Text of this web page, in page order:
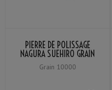
PIERRE DE POLISSAGE
NAGURA SUEHIRO GRAIN
#10000
Grain 10000